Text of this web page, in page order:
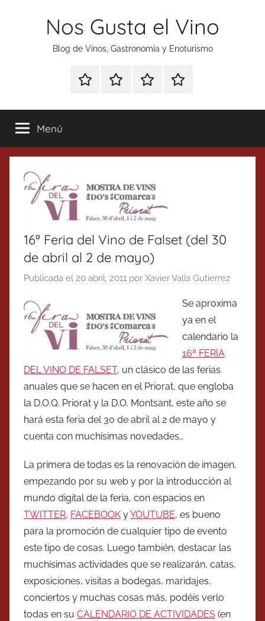
Nos Gusta el Vino
Blog de Vinos, Gastronomía y Enoturismo
Especial
Tonics
Enoturismo
Gastronomía
RankingContacto
Menú
16ª Feria del Vino de Falset (del 30
de abril al 2 de mayo)
Publicada el 20 abril, 2011 por Xavier Valls Gutierrez
Se aproxima
ya en el
calendario la
16ª FERIA
DEL VINO DE FALSET, un clásico de las ferias
anuales que se hacen en el Priorat, que engloba
la D.O.Q. Priorat y la D.O. Montsant, este año se
hará esta feria del 30 de abril al 2 de mayo y
cuenta con muchísimas novedades…
La primera de todas es la renovación de imagen,
empezando por su web y por la introducción al
mundo digital de la feria, con espacios en
TWITTER, FACEBOOK yYOUTUBE, es bueno
para la promoción de cualquier tipo de evento
este tipo de cosas. Luego también, destacar las
muchísimas actividades que se realizarán, catas,
exposiciones, visitas a bodegas, maridajes,
conciertos y muchas cosas más, podéis verlo
todas en su CALENDARIO DE ACTIVIDADES (en